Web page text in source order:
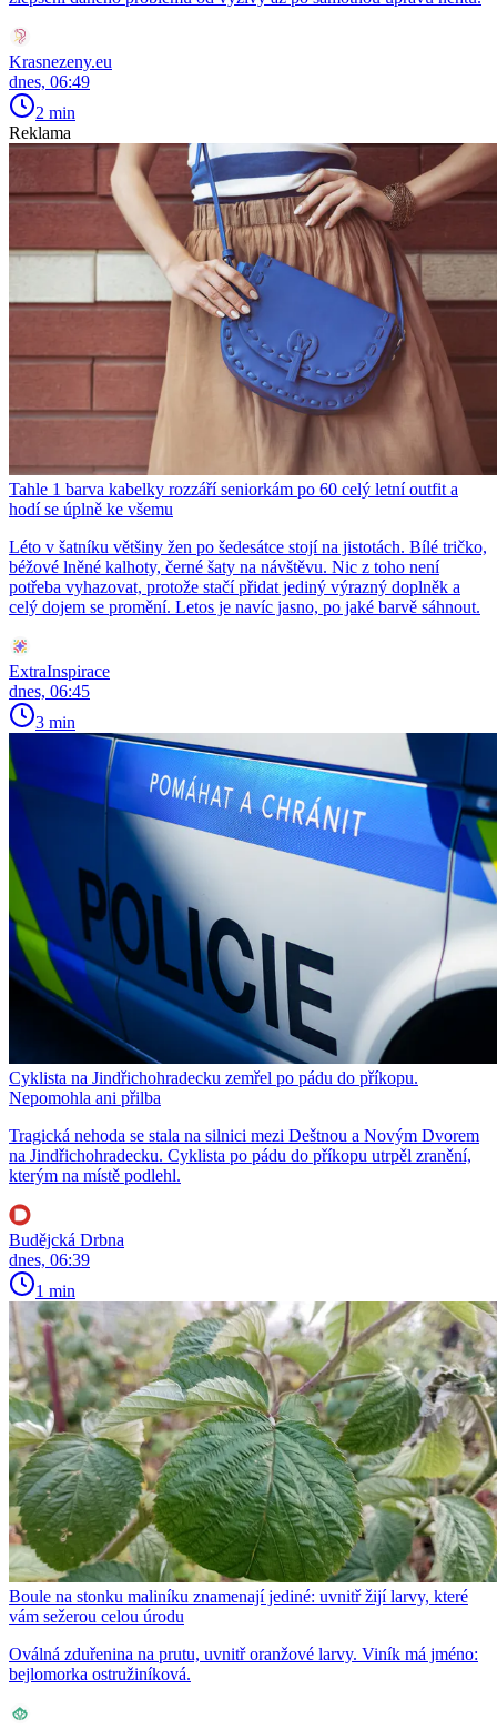
Krasnezeny.eu
dnes, 06:49
2 min
Reklama
Tahle 1 barva kabelky rozzáří seniorkám po 60 celý letní outfit a
hodí se úplně ke všemu
Léto v šatníku většiny žen po šedesátce stojí na jistotách. Bílé tričko,
béžové lněné kalhoty, černé šaty na návštěvu. Nic z toho není
potřeba vyhazovat, protože stačí přidat jediný výrazný doplněk a
celý dojem se promění. Letos je navíc jasno, po jaké barvě sáhnout.
ExtraInspirace
dnes, 06:45
3 min
Cyklista na Jindřichohradecku zemřel po pádu do příkopu.
Nepomohla ani přilba
Tragická nehoda se stala na silnici mezi Deštnou a Novým Dvorem
na Jindřichohradecku. Cyklista po pádu do příkopu utrpěl zranění,
kterým na místě podlehl.
Budějcká Drbna
dnes, 06:39
1 min
Boule na stonku maliníku znamenají jediné: uvnitř žijí larvy, které
vám sežerou celou úrodu
Oválná zduřenina na prutu, uvnitř oranžové larvy. Viník má jméno:
bejlomorka ostružiníková.